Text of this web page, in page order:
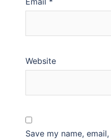
Website
Save my name,